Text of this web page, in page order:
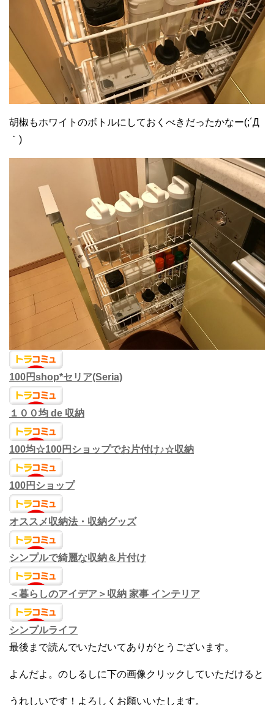
胡椒もホワイトのボトルにしておくべきだったかなー(;´Д
｀)
100円shop*セリア(Seria)
１００均 de 収納
100均☆100円ショップでお片付け♪☆収納
100円ショップ
オススメ収納法・収納グッズ
シンプルで綺麗な収納＆片付け
＜暮らしのアイデア＞収納 家事 インテリア
シンプルライフ
最後まで読んでいただいてありがとうございます。
よんだよ。のしるしに下の画像クリックしていただけると
うれしいです！よろしくお願いいたします。